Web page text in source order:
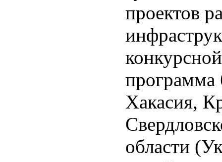
проектов
программа
Хакасия,
области